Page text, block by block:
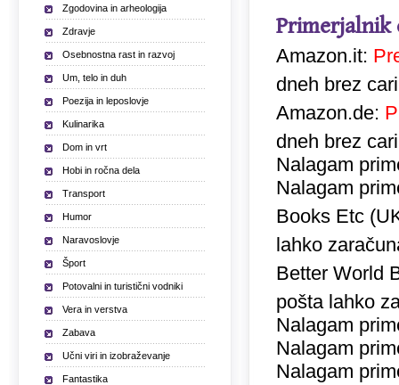
Primerjalnik
Amazon.it:
dneh brez
Amazon.de:
dneh brez
Nalagam
Nalagam
Books Etc
lahko
Better World
pošta lahko
Nalagam
Nalagam
Nalagam
Zgodovina in arheologija
Zdravje
Osebnostna rast in razvoj
Um, telo in duh
Poezija in leposlovje
Kulinarika
Dom in vrt
Hobi in ročna dela
Transport
Humor
Naravoslovje
Šport
Potovalni in turistični vodniki
Vera in verstva
Zabava
Učni viri in izobraževanje
Fantastika